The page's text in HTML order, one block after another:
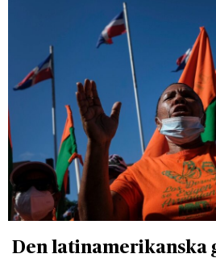
Den latinamerikanska